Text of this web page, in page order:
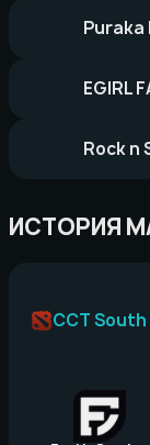
Puraka
EGIRL
Rock n
ИСТОРИЯ